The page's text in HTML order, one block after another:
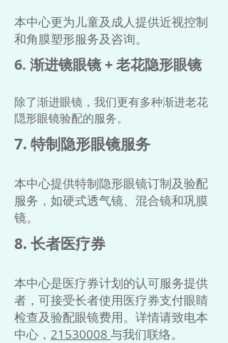
本中心更为儿童及成人提供近视控制
和角膜塑形服务及咨询。
​6. 渐进镜眼镜 + 老花隐形眼镜
除了渐进眼镜，我们更有多种渐进老花
隠形眼镜验配的服务。
7. 特制隐形眼镜服务
本中心提供特制隐形眼镜订制及验配
服务，如硬式透气镜、混合镜和巩膜
镜。
​8. 长者医疗券
本中心是医疗券计划的认可服务提供
者，可接受长者使用医疗券支付眼睛
检查及验配眼镜费用。详情请致电本
中心， 21530008 与我们联络。